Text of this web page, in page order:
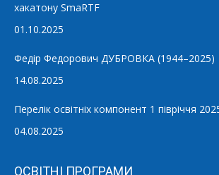
хакатону SmaRTF
01.10.2025
Федір Федорович ДУБРОВКА (1944–2025)
14.08.2025
Перелік освітніх компонент 1 півріччя
04.08.2025
ОСВІТНІ ПРОГРАМИ